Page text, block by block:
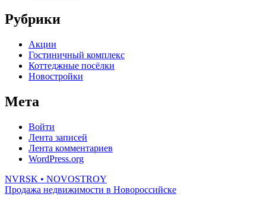
Рубрики
Акции
Гостиничный комплекс
Коттеджные посёлки
Новостройки
Мета
Войти
Лента записей
Лента комментариев
WordPress.org
NVRSK • NOVOSTROY
Продажа недвижимости в Новороссийске